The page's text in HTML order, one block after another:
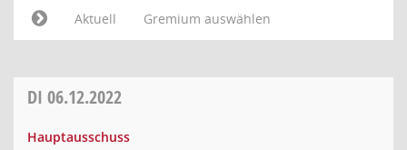
Aktuell
Gremium auswählen
DI 06.12.2022
Hauptausschuss